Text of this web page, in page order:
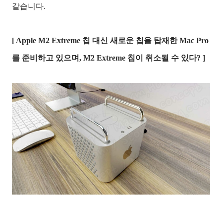
같습니다.
[ Apple M2 Extreme 칩 대신 새로운 칩을 탑재한 Mac Pro
를 준비하고 있으며, M2 Extreme 칩이 취소될 수 있다? ]